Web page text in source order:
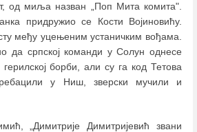
од миља назван „Поп Мита комита".
придружио се Кости Војиновићу.
међу уцењеним устаничким вођама.
да српској команди у Солун однесе
герилској борби, али су га код Тетова
у Ниш, зверски мучили и
„Димитрије Димитријевић звани